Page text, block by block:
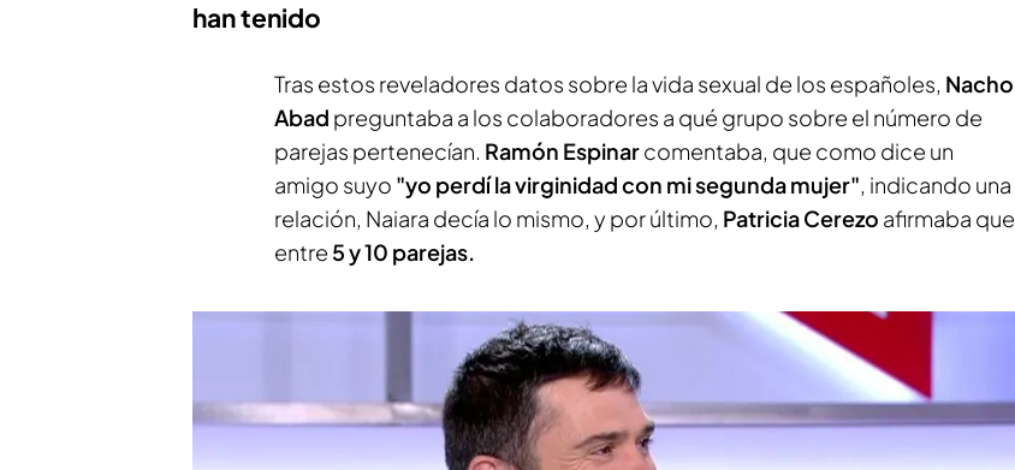
han tenido
Tras estos reveladores datos sobre la vida sexual de los españoles, Nacho
Abad preguntaba a los colaboradores a qué grupo sobre el número de
parejas pertenecían. Ramón Espinarcomentaba, que como dice un
amigo suyo "yo perdí la virginidad con mi segunda mujer", indicando una
relación, Naiara decía lo mismo, y por último, Patricia Cerezo afirmaba que
entre 5 y 10 parejas.